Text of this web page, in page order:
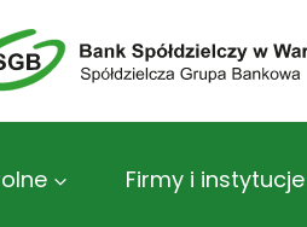
Firmy i instytucje